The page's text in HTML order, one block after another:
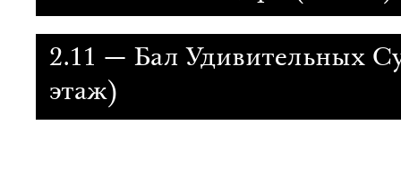
2.11 — Бал Удивительных
этаж)